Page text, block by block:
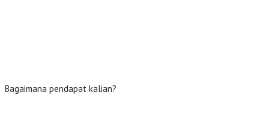
Bagaimana pendapat kalian?